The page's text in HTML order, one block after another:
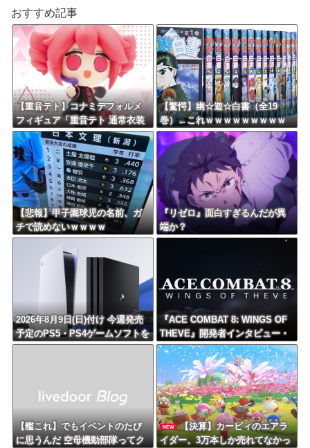
おすすめ記事
【重音テト】コナミデフォルメ
フィギュア「重音テト 通常衣装
Ver.」「重音テト SV衣装Ver.」
【彩色原型公開】
【驚愕】幽☆遊☆白書（全19
巻）←これｗｗｗｗｗｗｗｗｗ
ｗｗｗｗｗｗｗｗ
【悲報】甲子園球児の名前、ガ
チで読めないｗｗｗｗ
『リゼロ』面白すぎるんだが異
端か？
2026年8月9日(日)付け 今週発売
予定のPS5・PS4ゲームソフトを
ピックアップ！
『ACE COMBAT 8: WINGS OF
THEVE』開発者インタビュー・
サウンド編が公開、ヘッドホン
推奨！7.1.4ch対応のこだわりサ
ウンドを体験可能
【艦これ】でもイベントのたび
に思うんだ 空母機動部隊ってク
NEW
【決算】カービィのエアラ
イダー、3万本しか売れてなかっ